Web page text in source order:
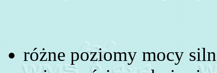
różne poziomy mocy